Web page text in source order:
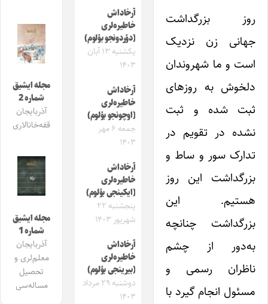
روز بزرگداشت
جهانی زن نزدیک
است و ما شهروندان
دلخوش به روزهای
ثبت شده و ثبت
نشده در تقویم در
تدارک سور و ساط و
بزرگداشت این روز
هستیم. این
بزرگداشت چنانچه
به‌دور از چشم
ناظران رسمی و
مسئول انجام گیرد با
آرخاداش
خاطیره‌لری
(دؤردونجو بؤلوم)
یکشنبه ۱۳ آبان
۱۴۰۳
آرخاداش
خاطیره‌لری
(اوچونجو بؤلوم)
جمعه ۶ مهر
۱۴۰۳
آرخاداش
خاطیره‌لری
(ایکینجی بؤلوم)
پنجشنبه ۲۲
شهریور ۱۴۰۳
آرخاداش
خاطیره‌لری
(بیرینجی بؤلوم)
دوشنبه ۲۹ مرداد
۱۴۰۳
مجله ایشیق
شماره 2
آذربایجان
قفه‌خانالاری
مجله ایشیق
شماره 1
آذربایجان
معلم‌لری و
تحصیل
مساله‌سی